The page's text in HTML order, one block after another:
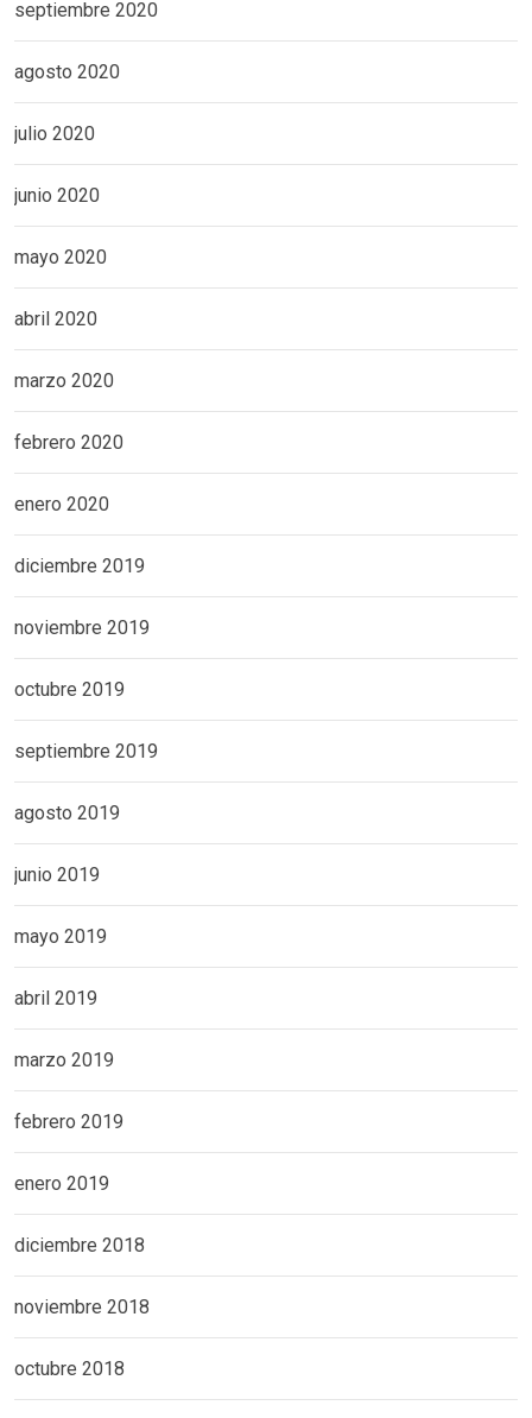
septiembre 2020
agosto 2020
julio 2020
junio 2020
mayo 2020
abril 2020
marzo 2020
febrero 2020
enero 2020
diciembre 2019
noviembre 2019
octubre 2019
septiembre 2019
agosto 2019
junio 2019
mayo 2019
abril 2019
marzo 2019
febrero 2019
enero 2019
diciembre 2018
noviembre 2018
octubre 2018